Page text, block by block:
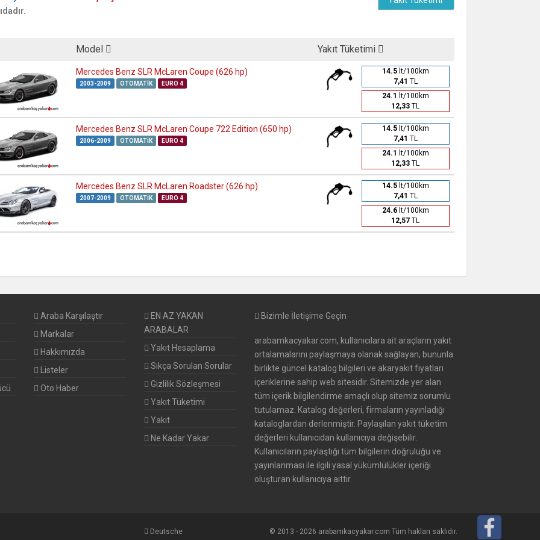
Model Yakıt Tüketimi
Mercedes Benz SLR McLaren Coupe (626 hp)
2003-2009 OTOMATIK EURO 4
14.5lt/100km
7,41 TL
24.1 lt/100km
12,33 TL
Mercedes Benz SLR McLaren Coupe 722 Edition (650 hp)
2006-2009 OTOMATIK EURO 4
14.5lt/100km
7,41 TL
24.1 lt/100km
12,33 TL
Mercedes Benz SLR McLaren Roadster (626 hp)
2007-2009 OTOMATIK EURO 4
14.5lt/100km
7,41 TL
24.6lt/100km
12,57 TL
Araba Karşılaştır
Markalar
Hakkımızda
Listeler
Oto Haber
EN AZ YAKAN
ARABALAR
Yakıt Hesaplama
Sıkça Sorulan Sorular
Gizlilik Sözleşmesi
Yakıt Tüketimi
Yakıt
Ne Kadar Yakar
Bizimle İletişime Geçin
arabamkacyakar.com, kullanıcılara ait araçların yakıt
ortalamalarını paylaşmaya olanak sağlayan, bununla
birlikte güncel katalog bilgileri ve akaryakıt fiyatları
içeriklerine sahip web sitesidir. Sitemizde yer alan
tüm içerik bilgilendirme amaçlı olup sitemiz sorumlu
tutulamaz. Katalog değerleri, firmaların yayınladığı
kataloglardan derlenmiştir. Paylaşılan yakıt tüketim
değerleri kullanıcıdan kullanıcıya değişebilir.
Kullanıcıların paylaştığı tüm bilgilerin doğruluğu ve
yayınlanması ile ilgili yasal yükümlülükler içeriği
oluşturan kullanıcıya aittir.
Deutsche © 2013 - 2026 arabamkacyakar.com Tüm hakları saklıdır.